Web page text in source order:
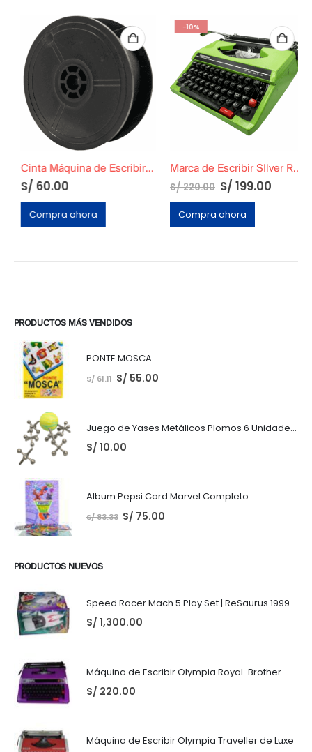
Cinta Máquina de Escribir 5 metros
S/60.00
Compra ahora
-10%
Marca de Escribir SIlver Reed SR180
S/220.00 El
precio
original
era:
S/ 220.00.
S/199.00El
Compra ahora
PRODUCTOS MÁS VENDIDOS
PONTE MOSCA
S/61.11 S/ 55.00
Juego de Yases Metálicos Plomos 6 Unidades + Pelota de Goma (En Bolsita Lista para Regalar)
S/ 10.00
Album Pepsi Card Marvel Completo
S/83.33 S/ 75.00
PRODUCTOS NUEVOS
Speed Racer Mach 5 Play Set | ReSaurus 1999 | Meteoro
S/ 1,300.00
Máquina de Escribir Olympia Royal-Brother
S/ 220.00
Máquina de Escribir Olympia Traveller de Luxe